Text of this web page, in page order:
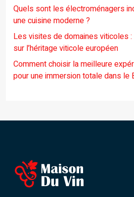
Quels sont les électroménagers
une cuisine moderne ?
Les visites de domaines viticoles
sur l’héritage viticole européen
Comment choisir la meilleure
pour une immersion totale dans le